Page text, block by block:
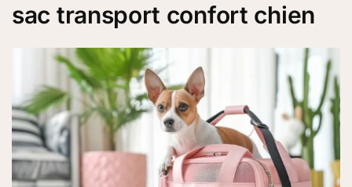
sac transport confort chien